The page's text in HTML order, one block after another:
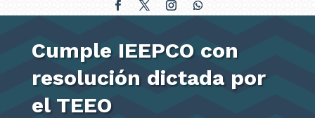
Cumple IEEPCO con
resolución dictada por
el TEEO